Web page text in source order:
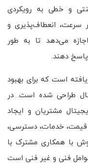
و خطی به رویکردی
سرعت، انعطاف‌پذیری و
می‌دهد تا به طور
دهند.
است که برای بهبود
طراحی شده است. در
مشتریان و ایجاد
قیمت، خدمات، دسترسی،
با همکاری مشترک با
فنی و غیر فنی است